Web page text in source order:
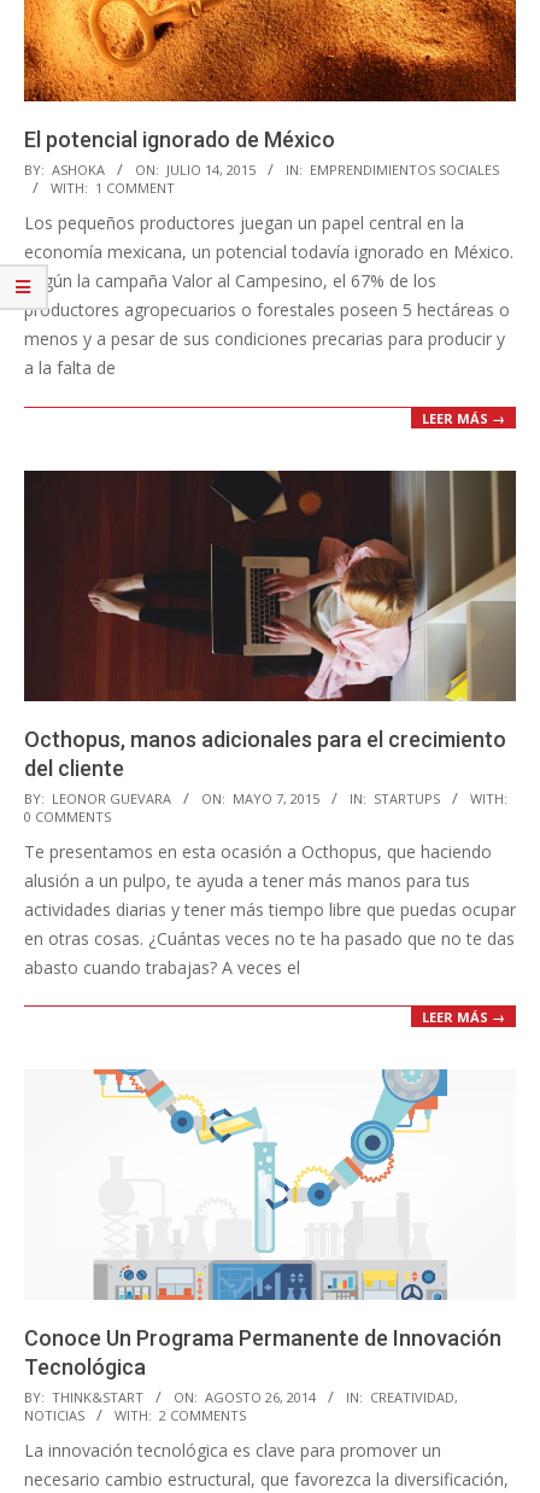
El potencial ignorado de México
2015-
07-
14
BY: ASHOKA ON: JULIO 14, 2015 IN: EMPRENDIMIENTOS SOCIALES
WITH: 1 COMMENT
Los pequeños productores juegan un papel central en la
economía mexicana, un potencial todavía ignorado en México.
Según la campaña Valor al Campesino, el 67% de los
productores agropecuarios o forestales poseen 5 hectáreas o
menos y a pesar de sus condiciones precarias para producir y
a la falta de
LEER MÁS →
Octhopus, manos adicionales para el crecimiento
del cliente
2015-
05-
07
BY: LEONOR GUEVARA ON: MAYO 7, 2015 IN: STARTUPS
WITH:
0 COMMENTS
Te presentamos en esta ocasión a Octhopus, que haciendo
alusión a un pulpo, te ayuda a tener más manos para tus
actividades diarias y tener más tiempo libre que puedas ocupar
en otras cosas. ¿Cuántas veces no te ha pasado que no te das
abasto cuando trabajas? A veces el
LEER MÁS →
Conoce Un Programa Permanente de Innovación
Tecnológica
2014-
08-
26
BY: THINK&START ON: AGOSTO 26, 2014 IN: CREATIVIDAD,
NOTICIAS
WITH: 2 COMMENTS
La innovación tecnológica es clave para promover un
necesario cambio estructural, que favorezca la diversificación,